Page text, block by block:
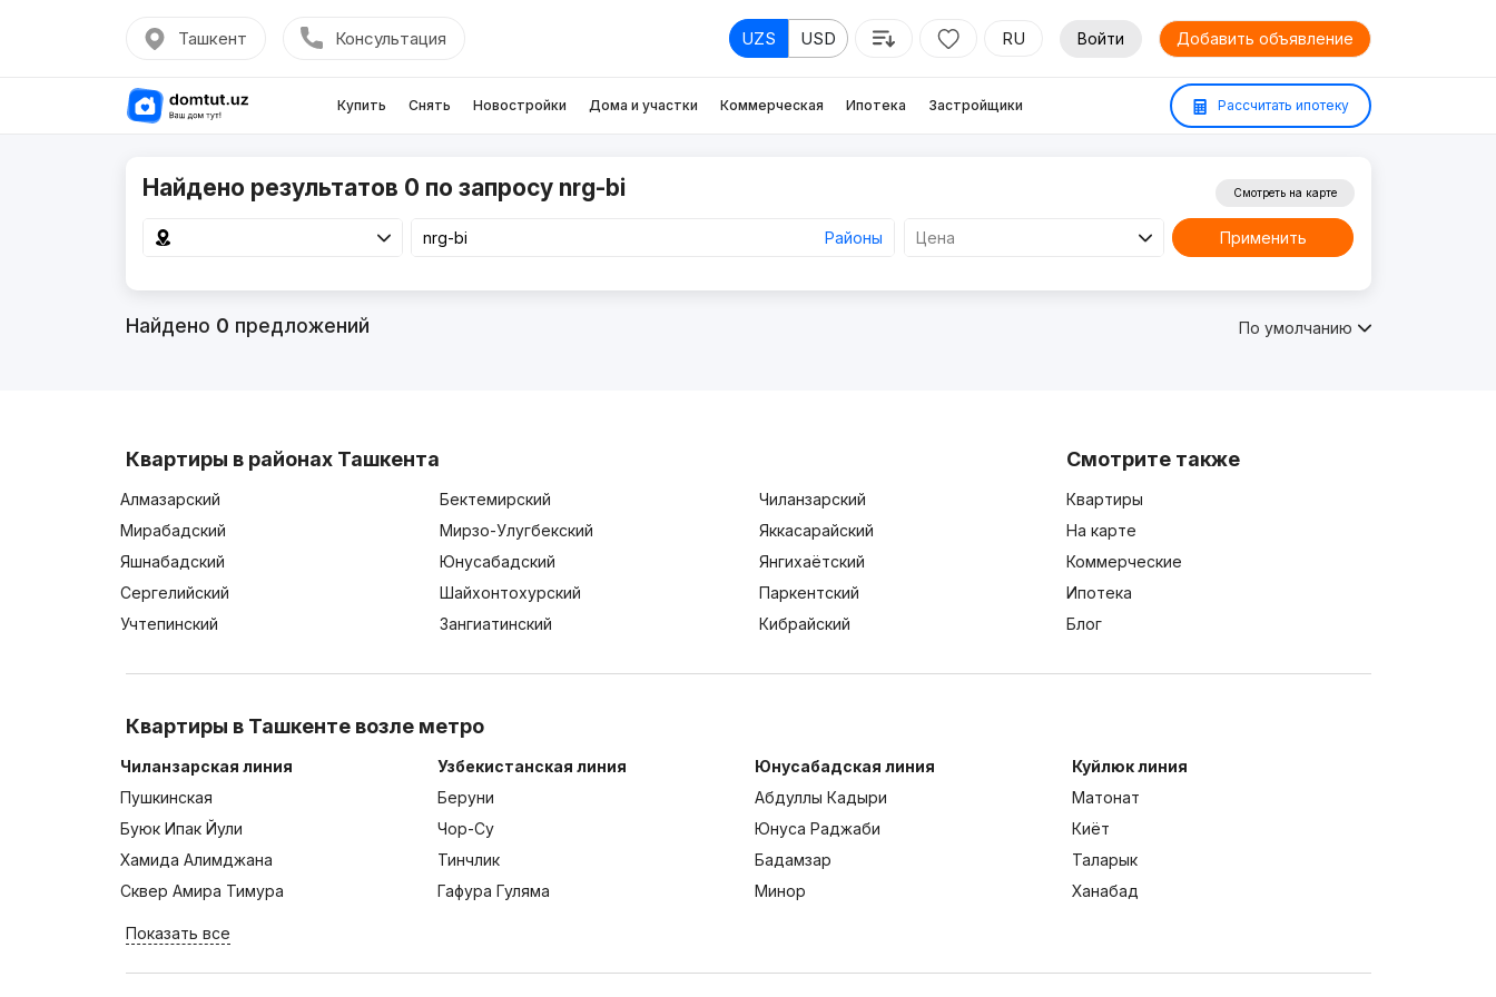
Ташкент Консультация UZS USD RU Войти Добавить объявление
Купить Снять Новостройки Дома и участки Коммерческая Ипотека Застройщики Рассчитать ипотеку
Найдено результатов 0 по запросу nrg-bi
Районы Цена
Смотреть на карте
Применить
Найдено 0 предложений По умолчанию
Квартиры в районах Ташкента
Алмазарский Бектемирский
Чиланзарский
Мирабадский
Мирзо-Улугбекский
Яккасарайский
Яшнабадский
Юнусабадский
Янгихаётский
Сергелийский
Шайхонтохурский
Паркентский
Учтепинский
Зангиатинский Кибрайский
Смотрите также
Квартиры
На карте
Коммерческие
Ипотека
Блог
Квартиры в Ташкенте возле метро
Чиланзарская линия
Пушкинская
Буюк Ипак Йули
Хамида Алимджана
Сквер Амира Тимура
Узбекистанская линия
Беруни
Чор-Су
Тинчлик
Гафура Гуляма
Юнусабадская линия
Абдуллы Кадыри
Юнуса Раджаби
Бадамзар
Минор
Куйлюк линия
Матонат
Киёт
Таларык
Ханабад
Показать все